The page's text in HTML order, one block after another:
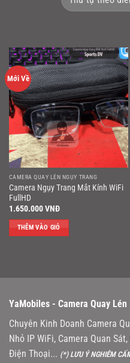
Mới Về
CAMERA QUAY LÉN NGỤY TRANG
Camera Ngụy Trang Mắt Kính WiFi
FullHD
1.650.000VNĐ
THÊM VÀO GIỎ
YaMobiles - Camera Quay Lén
Chuyên Kinh Doanh Camera
Nhỏ IP WiFi, Camera Quan
Điện Thoại... (*) LƯU Ý NGHIÊM